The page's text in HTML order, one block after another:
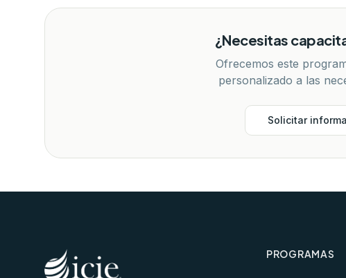
¿Necesitas
Ofrecemos este
personalizado a las
Solicitar
PROGRAMAS